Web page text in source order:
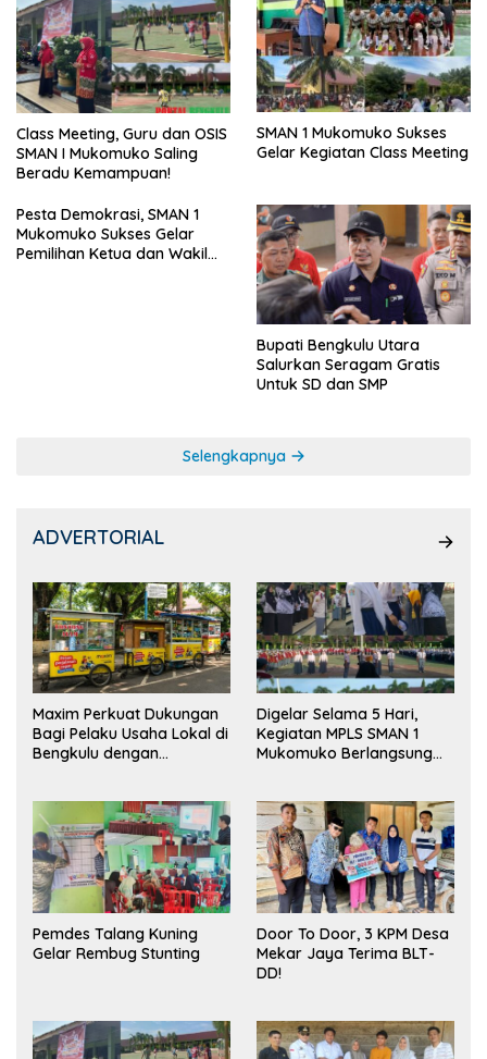
Class Meeting, Guru dan OSIS
SMAN I Mukomuko Saling
Beradu Kemampuan!
SMAN 1 Mukomuko Sukses
Gelar Kegiatan Class Meeting
Pesta Demokrasi, SMAN 1
Mukomuko Sukses Gelar
Pemilihan Ketua dan Wakil
Bupati Bengkulu Utara
Salurkan Seragam Gratis
Untuk SD dan SMP
Selengkapnya
ADVERTORIAL
Maxim Perkuat Dukungan
Bagi Pelaku Usaha Lokal di
Bengkulu dengan
Pasar
Digelar Selama 5 Hari,
Kegiatan MPLS SMAN 1
Mukomuko Berlangsung
Pemdes Talang Kuning
Gelar Rembug Stunting
Door To Door, 3 KPM Desa
Mekar Jaya Terima BLT-
DD!